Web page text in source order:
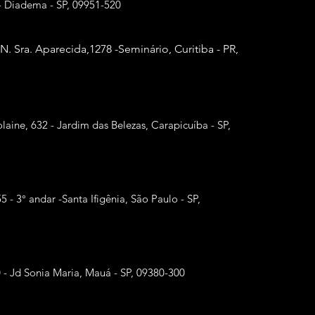
- SP, 09951-520
Sra. Aparecida,1278 -Seminário, Curitiba - PR,
632 - Jardim das Belezas, Carapicuíba - SP,
- 3° andar -Santa Ifigênia, São Paulo - SP,
Jd Sonia Maria, Mauá - SP, 09380-300